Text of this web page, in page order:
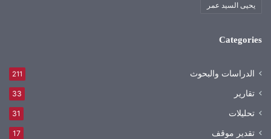
يحيى السيد عمر
Categories
الدراسات والبحوث 211
تقارير 33
تحليلات 31
تقدير موقف 17